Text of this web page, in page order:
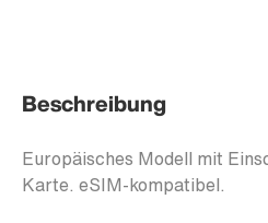
Beschreibung
Europäisches Modell mit
Karte. eSIM-kompatibel.